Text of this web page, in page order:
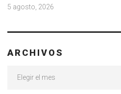
5 agosto, 2026
ARCHIVOS